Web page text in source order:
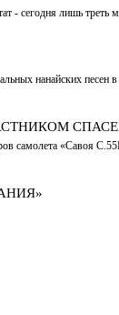
- сегодня лишь треть
нанайских песен
самолета «Савоя